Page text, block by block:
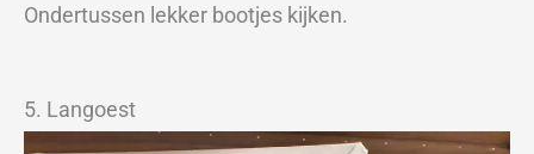
Ondertussen lekker bootjes kijken.
5. Langoest